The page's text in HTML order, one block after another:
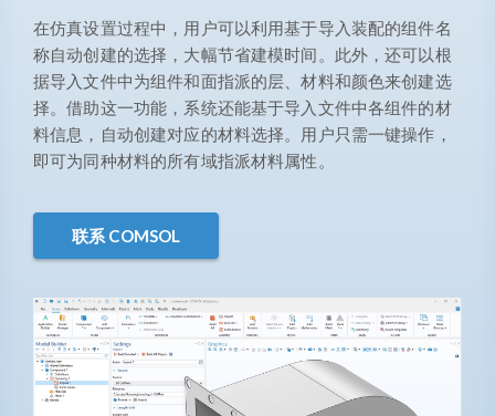
在仿真设置过程中，用户可以利用基于导入装配的组件名
称自动创建的选择，大幅节省建模时间。此外，还可以根
据导入文件中为组件和面指派的层、材料和颜色来创建选
择。借助这一功能，系统还能基于导入文件中各组件的材
料信息，自动创建对应的材料选择。用户只需一键操作，
即可为同种材料的所有域指派材料属性。
联系 COMSOL